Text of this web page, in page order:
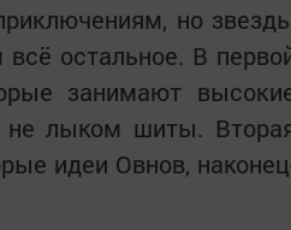
но
остальное. В
занимают
не лыком шиты.
идеи Овнов,